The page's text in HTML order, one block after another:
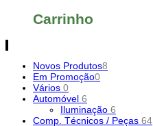
Carrinho
Novos Produtos8
Em Promoção0
Vários 0
Automóvel 6
Iluminação 6
Comp. Técnicos / Peças 64